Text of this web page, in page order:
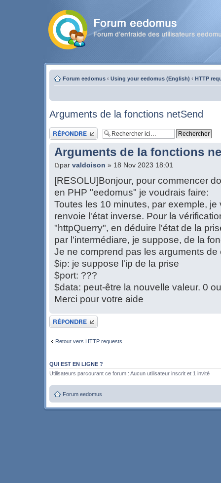
Forum eedomus ‹ Using your eedomus (English) ‹ HTTP
Arguments de la fonctions netSend
Publier une réponse
Arguments de la fonctions
par valdoison » 18 Nov 2023 18:01
[RESOLU]Bonjour, pour commencer
en PHP "eedomus" je voudrais faire:
Toutes les 10 minutes, par exemple,
renvoie l'état inverse. Pour la
"httpQuerry", en déduire l'état de la
par l'intermédiare, je suppose, de la
Je ne comprend pas les arguments de
$ip: je suppose l'ip de la prise
$port: ???
$data: peut-être la nouvelle valeur. 0
Merci pour votre aide
Publier une réponse
Retour vers HTTP requests
QUI EST EN LIGNE ?
Utilisateurs parcourant ce forum : Aucun utilisateur inscrit et 1 invité
Forum eedomus